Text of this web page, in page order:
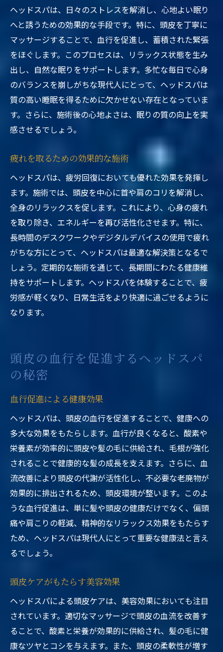
ヘッドスパは、日々のストレスを解消し、心地よい眠り
へと誘うための効果的な手段です。特に、頭皮を丁寧に
マッサージすることで、血行を促進し、蓄積された緊張
をほぐします。このプロセスは、リラックス状態を生み
出し、自然な眠りをサポートします。多忙な毎日で心身
のバランスを崩しがちな現代人にとって、ヘッドスパは
質の高い睡眠を得るために欠かせない存在となっていま
す。さらに、施術後の心地よさは、眠りの質の向上を実
感させるでしょう。
疲れを取るための効果的な施術
ヘッドスパは、疲労回復においても優れた効果を発揮し
ます。施術では、頭皮を中心に首や肩のコリを解消し、
全身のリラックスを促します。これにより、心身の疲れ
を取り除き、エネルギーを再び活性化させます。特に、
長時間のデスクワークやデジタルデバイスの使用で疲れ
がちな方にとって、ヘッドスパは最適な解決策となるで
しょう。定期的な施術を通じて、長期間にわたる健康維
持をサポートします。ヘッドスパを体験することで、疲
労感が軽くなり、日常生活をより快適に過ごせるように
なります。
頭皮の血行を促進するヘッドスパ
の秘密
血行促進による健康効果
ヘッドスパは、頭皮の血行を促進することで、健康への
多大な効果をもたらします。血行が良くなると、酸素や
栄養素が効率的に頭皮や髪の毛に供給され、毛根が強化
されることで健康的な髪の成長を支えます。さらに、血
流改善により頭皮の代謝が活性化し、不必要な老廃物が
効果的に排出されるため、頭皮環境が整います。このよ
うな血行促進は、単に髪や頭皮の健康だけでなく、偏頭
痛や肩こりの軽減、精神的なリラックス効果をもたらす
ため、ヘッドスパは現代人にとって重要な健康法と言え
るでしょう。
頭皮ケアがもたらす美容効果
ヘッドスパによる頭皮ケアは、美容効果においても注目
されています。適切なマッサージで頭皮の血流を改善す
ることで、酸素と栄養が効果的に供給され、髪の毛に健
康なツヤとコシを与えます。また、頭皮の柔軟性が増す